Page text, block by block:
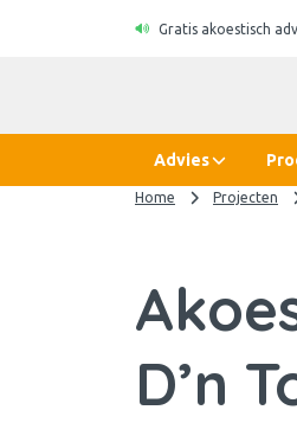
Gratis akoestisch
Advies
Home Projecten
D’n